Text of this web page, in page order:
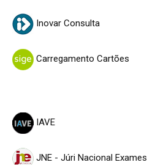
Inovar Consulta
Carregamento Cartões
IAVE
JNE - Júri Nacional Exames